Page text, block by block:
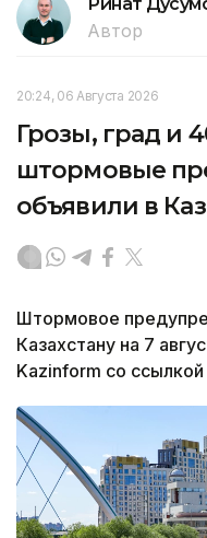
Автор
20:24, 06 Августа 2026
Грозы, град и
штормовые
объявили в
Штормовое
Казахстану на 7
Kazinform со